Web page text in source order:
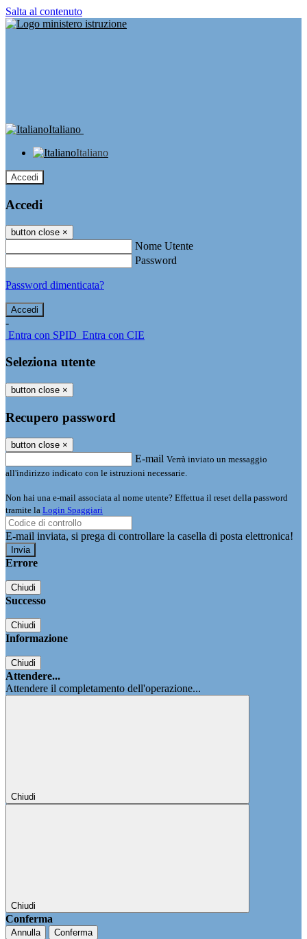
Salta al contenuto
Italiano
Italiano
Accedi
Accedi
button close ×
Nome Utente
Password
Password dimenticata?
-
Entra con SPID Entra con CIE
Seleziona utente
button close ×
Recupero password
button close ×
E-mail Verrà inviato un messaggio
all'indirizzo indicato con le istruzioni necessarie.
Non hai una e-mail associata al nome utente? Effettua il reset della password
tramite la Login Spaggiari
E-mail inviata, si prega di controllare la casella di posta elettronica!
Errore
Chiudi
Successo
Chiudi
Informazione
Chiudi
Attendere...
Attendere il completamento dell'operazione...
Chiudi
Chiudi
Conferma
Annulla Conferma